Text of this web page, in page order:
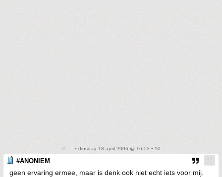
• dinsdag 18 april 2006 @ 16:53 • 10
#ANONIEM
geen ervaring ermee, maar is denk ook niet echt iets voor mij.